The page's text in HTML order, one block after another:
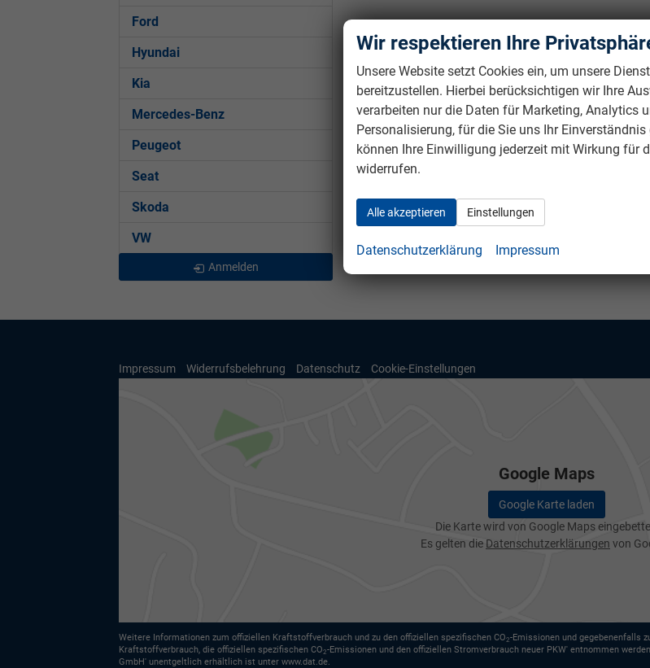
Ford
Hyundai
Kia
Mercedes-Benz
Peugeot
Seat
Skoda
VW
Anmelden
Impressum Widerrufsbelehrung Datenschutz Cookie-Einstellungen
Google Maps
Google Karte laden
Die Karte wird von Google Maps
Es gelten die Datenschutzerklärungen von
Weitere Informationen zum offiziellen Kraftstoffverbrauch und zu den offiziellen spezifischen CO2-Emissionen und gegebenenfalls
Kraftstoffverbrauch, die offiziellen spezifischen CO2-Emissionen und den offiziellen Stromverbrauch neuer PKW' entnommen
GmbH' unentgeltlich erhältlich ist unter www.dat.de.
Wir respektieren Ihre
Unsere Website setzt Cookies ein, um unsere
bereitzustellen. Hierbei berücksichtigen wir Ihre
verarbeiten nur die Daten für Marketing, Analytics
Personalisierung, für die Sie uns Ihr Einverständnis
können Ihre Einwilligung jederzeit mit Wirkung für
widerrufen.
Alle akzeptieren Einstellungen
Datenschutzerklärung Impressum